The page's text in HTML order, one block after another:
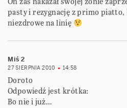
pasty i rezygnację z primo piatto,
niezdrowe na linię
Miś 2
27 SIERPNIA 2010 14:58
Doroto
Odpowiedź jest krótka:
Bo nie i już…